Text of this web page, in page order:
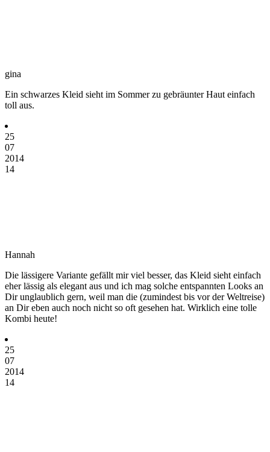
gina
Ein schwarzes Kleid sieht im Sommer zu gebräunter Haut einfach
toll aus.
25
07
2014
14
Hannah
Die lässigere Variante gefällt mir viel besser, das Kleid sieht einfach
eher lässig als elegant aus und ich mag solche entspannten Looks an
Dir unglaublich gern, weil man die (zumindest bis vor der Weltreise)
an Dir eben auch noch nicht so oft gesehen hat. Wirklich eine tolle
Kombi heute!
25
07
2014
14